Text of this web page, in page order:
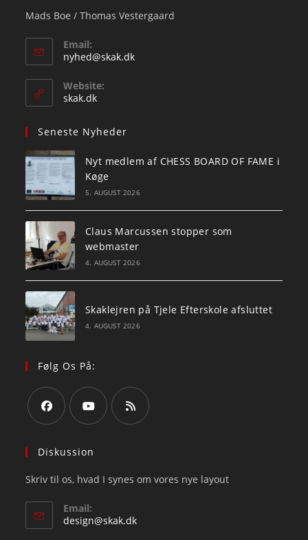
Mads Boe / Thomas Vestergaard
Email:
nyhed@skak.dkOpens
Website:
skak.dk
Seneste Nyheder
Nyt medlem af CHESS BOARD OF FAME i
Køge
5. AUGUST 2026
Claus Marcussen stopper som
webmaster
4. AUGUST 2026
Skaklejren på Tjele Efterskole afsluttet
4. AUGUST 2026
Følg Os På:
in
new
tab
in
new
new
Diskussion
Skriv til os, hvad I synes om vores nye layout
Email:
design@skak.dkOpens